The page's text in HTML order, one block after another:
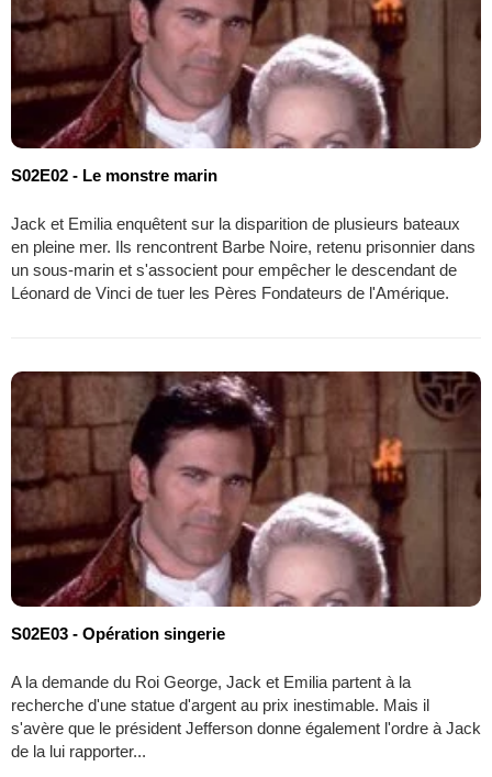
S02E02 - Le monstre marin
Jack et Emilia enquêtent sur la disparition de plusieurs bateaux
en pleine mer. Ils rencontrent Barbe Noire, retenu prisonnier dans
un sous-marin et s'associent pour empêcher le descendant de
Léonard de Vinci de tuer les Pères Fondateurs de l'Amérique.
S02E03 - Opération singerie
A la demande du Roi George, Jack et Emilia partent à la
recherche d'une statue d'argent au prix inestimable. Mais il
s'avère que le président Jefferson donne également l'ordre à Jack
de la lui rapporter...